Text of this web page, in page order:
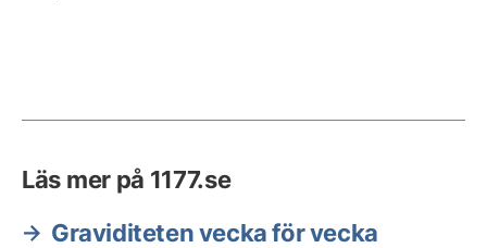
Läs mer på 1177.se
Graviditeten vecka för vecka